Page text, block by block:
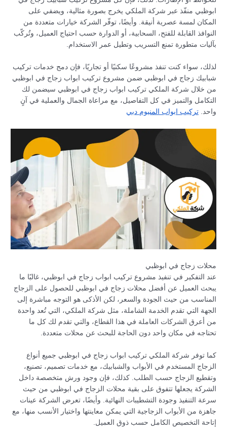
ابوظبي منفّذ عبر شركة الملكي يخرج بصورة مثالية، ويضفي على
المكان لمسة عصرية أنيقة. وأيضًا، توفّر الشركة خيارات متعددة من
النوافذ القابلة للفتح، السحابية، أو الدوارة حسب احتياج العميل، وتُركّب
بآليات متطورة تمنع التسريب وتطيل عمر الاستخدام.
لذلك، سواء كنت تنفذ مشروعًا سكنيًا أو تجاريًا، فإن دمج خدمات تركيب
شبابيك زجاج في ابوظبي ضمن مشروع تركيب ابواب زجاج في ابوظبي
من خلال شركة الملكي تركيب ابواب زجاج في ابوظبي سيضمن لك
التكامل والتميز في كل التفاصيل، مع مراعاة الجمال والعملية في آنٍ
واحد.تركيب ابواب المنيوم دبي
محلات زجاج في ابوظبي
عند التفكير في تنفيذ مشروع تركيب ابواب زجاج في ابوظبي، غالبًا ما
يبحث العميل عن أفضل محلات زجاج في ابوظبي للحصول على الزجاج
المناسب من حيث الجودة والسعر، لكن الأذكى هو التوجه مباشرة إلى
الجهة التي تقدم الخدمة الشاملة، مثل شركة الملكي، التي تُعد واحدة
من أعرق الشركات العاملة في هذا القطاع، والتي تقدم لك كل ما
تحتاجه في مكان واحد دون الحاجة للبحث عن محلات متعددة.
كما توفر شركة الملكي تركيب ابواب زجاج في ابوظبي جميع أنواع
الزجاج المستخدم في الأبواب والشبابيك، مع خدمات تصميم، تصنيع،
وتقطيع الزجاج حسب الطلب. كذلك، فإن وجود ورش متخصصة داخل
الشركة يجعلها تتفوق على بقية محلات الزجاج في ابوظبي من حيث
سرعة التنفيذ وجودة التشطيبات النهائية. وأيضًا، تعرض الشركة عينات
جاهزة من الأبواب الزجاجية التي يمكن معاينتها واختيار الأنسب منها، مع
إتاحة التخصيص الكامل حسب ذوق العميل.